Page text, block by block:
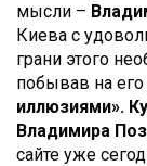
мысли –
Киева с
грани этого
побывав на его
иллюзиями».
Владимира
сайте уже